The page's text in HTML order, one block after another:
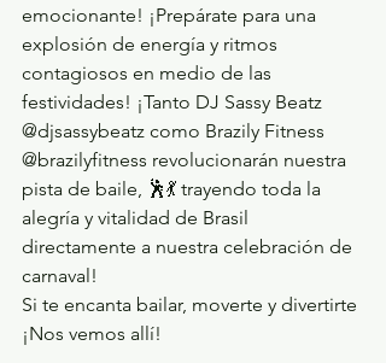
emocionante! ¡Prepárate para una
explosión de energía y ritmos
contagiosos en medio de las
festividades! ¡Tanto DJ Sassy Beatz
@djsassybeatz como Brazily Fitness
@brazilyfitness revolucionarán nuestra
pista de baile, 🕺💃 trayendo toda la
alegría y vitalidad de Brasil
directamente a nuestra celebración de
carnaval!
Si te encanta bailar, moverte y divertirte
¡Nos vemos allí!